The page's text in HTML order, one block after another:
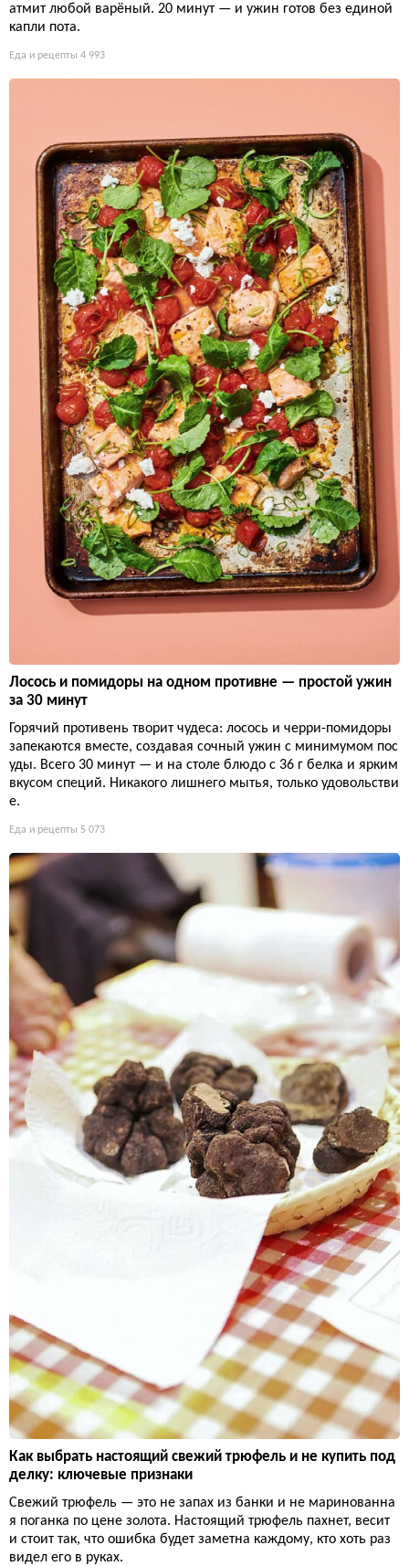
атмит любой варёный. 20 минут — и ужин готов без единой
капли пота.
Еда и рецепты 4 993
Лосось и помидоры на одном противне — простой ужин
за 30 минут
Горячий противень творит чудеса: лосось и черри-помидоры
запекаются вместе, создавая сочный ужин с минимумом пос
уды. Всего 30 минут — и на столе блюдо с 36 г белка и ярким
вкусом специй. Никакого лишнего мытья, только удовольстви
е.
Еда и рецепты 5 073
Как выбрать настоящий свежий трюфель и не купить под
делку: ключевые признаки
Свежий трюфель — это не запах из банки и не маринованна
я поганка по цене золота. Настоящий трюфель пахнет, весит
и стоит так, что ошибка будет заметна каждому, кто хоть раз
видел его в руках.